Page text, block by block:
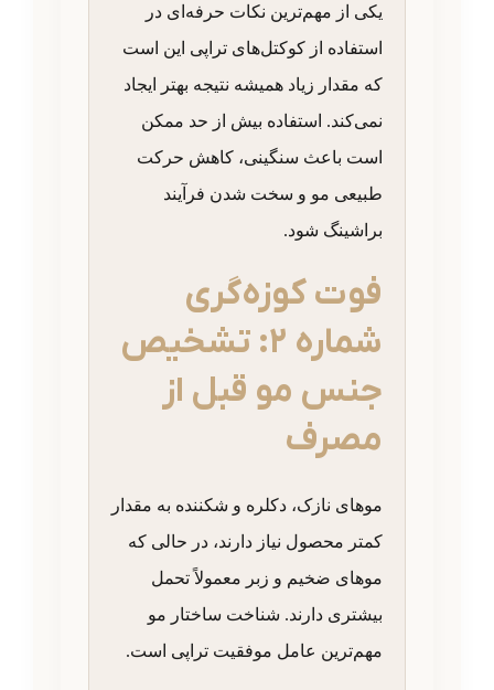
یکی از مهم‌ترین نکات حرفه‌ای در
استفاده از کوکتل‌های تراپی این است
که مقدار زیاد همیشه نتیجه بهتر ایجاد
نمی‌کند. استفاده بیش از حد ممکن
است باعث سنگینی، کاهش حرکت
طبیعی مو و سخت شدن فرآیند
براشینگ شود.
فوت کوزه‌گری
شماره ۲: تشخیص
جنس مو قبل از
مصرف
موهای نازک، دکلره و شکننده به مقدار
کمتر محصول نیاز دارند، در حالی که
موهای ضخیم و زبر معمولاً تحمل
بیشتری دارند. شناخت ساختار مو
مهم‌ترین عامل موفقیت تراپی است.